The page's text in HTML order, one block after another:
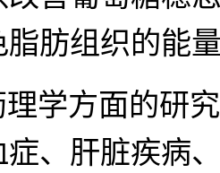
肪组织的能
学方面的研
、肝脏疾病